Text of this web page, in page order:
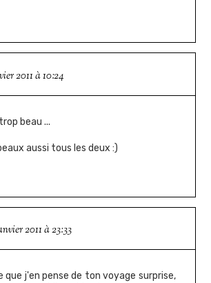
2011 à 10:24
beau ...
aussi tous les deux :)
2011 à 23:33
que j'en pense de ton voyage surprise,